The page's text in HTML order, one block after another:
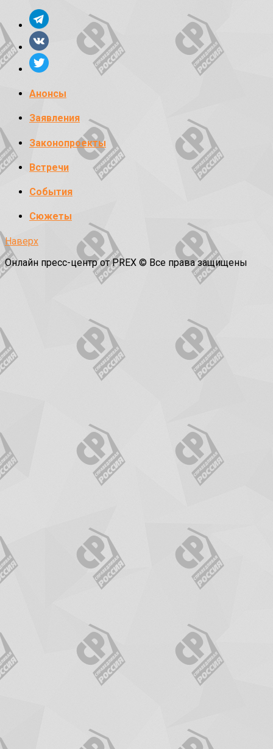
Анонсы
Заявления
Законопроекты
Встречи
События
Сюжеты
Наверх
Онлайн пресс-центр от PREX © Все права защищены